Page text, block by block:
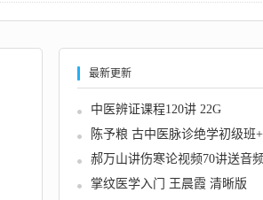
最新更新
中医辨证课程120讲 22G
掌纹医学入门 王晨霞 清晰版